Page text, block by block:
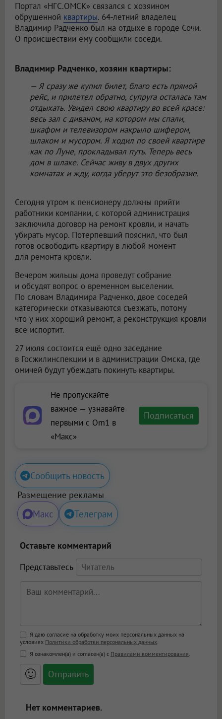
Портал «НГС.ОМСК» связался с хозяином
обрушенной квартиры. 64-летний владелец
Владимир Радченко был на отдыхе в городе Сочи.
О происшествии ему сообщили соседи.
Владимир Радченко, хозяин квартиры:
— Я сразу же купил билет, благо есть прямой
рейс, и прилетел обратно, супруга осталась там
отдыхать. Увидел свою квартиру во всей красе:
весь зал с диваном, на котором мы спали,
шкафом и телевизором накрыло шифером,
шлаком и мусором. Я ходил по своей квартире
как по Луне, прокладывал путь. Теперь весь
дом в шлаке. Сейчас живу в двух других
комнатах и жду, когда уберут это безобразие.
Сегодня утром к пенсионеру должны прийти
работники компании, с которой администрация
заключила договор на ремонт кровли, и начать
убирать мусор. Потерпевший пояснил, что был
готов освободить квартиру в любой момент
для ремонта кровли.
Вечером жильцы дома проведут собрание
и обсудят вопрос о временном выселении.
По словам Владимира Радченко, двое соседей
категорически отказываются съезжать, потому
что у них хороший ремонт, а реконструкция кровли
все испортит.
27 июля состоится ещё одно заседание
в Госжилинспекции и в администрации Омска, где
омичей будут убеждать покинуть квартиры.
Не пропускайте
важное — узнавайте
первыми с Om1 в
«Макс»
Подписаться
Сообщить новость
Размещение рекламы
Макс Телеграм
Оставьте комментарий
Представьтесь
Поддержка HTML
<b>, <strong>, <u>, <i>, <em>, <s>, <big>,
<small>, <sup>, <sub>, <pre>, <ul>, <ol>, <li>,
<blockquote>, <code> экранирует HTML,
адреса URL автоматически становятся
ссылками, и [img]адрес[/img] будет
Я даю согласие на обработку моих персональных данных на
условиях Политики обработки персональных данных
Я ознакомлен(а) и согласен(а) с Правилами комментирования
🙂
Нет комментариев.